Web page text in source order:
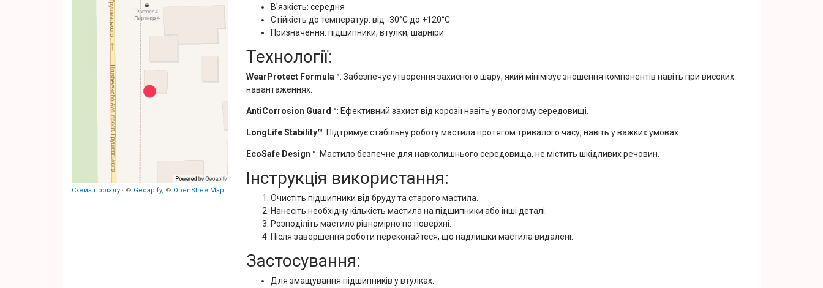
Схема проїзду · © Geoapify, © OpenStreetMap
В'язкість: середня
Стійкість до температур: від -30°C до +120°C
Призначення: підшипники, втулки, шарніри
Технології:
WearProtect Formula™: Забезпечує утворення захисного шару, який мінімізує зношення компонентів навіть при високих
навантаженнях.
AntiCorrosion Guard™: Ефективний захист від корозії навіть у вологому середовищі.
LongLife Stability™: Підтримує стабільну роботу мастила протягом тривалого часу, навіть у важких умовах.
EcoSafe Design™: Мастило безпечне для навколишнього середовища, не містить шкідливих речовин.
Інструкція використання:
Очистіть підшипники від бруду та старого мастила.
Нанесіть необхідну кількість мастила на підшипники або інші деталі.
Розподіліть мастило рівномірно по поверхні.
Після завершення роботи переконайтеся, що надлишки мастила видалені.
Застосування:
Для змащування підшипників у втулках.